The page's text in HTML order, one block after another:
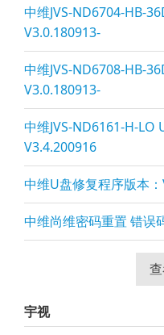
中维JVS-ND6704-HB-
V3.0.180913-
中维JVS-ND6708-HB-
V3.0.180913-
中维JVS-ND6161-H-LO
V3.4.200916
中维U盘修复程序版本
中维尚维密码重置 错误
宇视